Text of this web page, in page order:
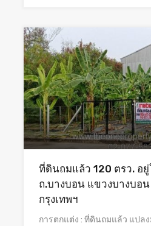
ที่ดินถมแล้ว 120 ตรว. อ
ถ.บางบอน แขวงบางบอ
กรุงเทพฯ
การตกแต่ง : ที่ดินถมแล้ว แปล